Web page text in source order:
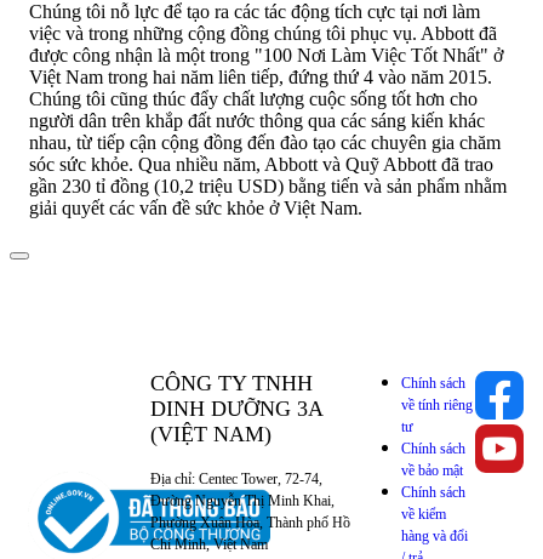
Chúng tôi nỗ lực để tạo ra các tác động tích cực tại nơi làm
việc và trong những cộng đồng chúng tôi phục vụ. Abbott đã
được công nhận là một trong "100 Nơi Làm Việc Tốt Nhất" ở
Việt Nam trong hai năm liên tiếp, đứng thứ 4 vào năm 2015.
Chúng tôi cũng thúc đẩy chất lượng cuộc sống tốt hơn cho
người dân trên khắp đất nước thông qua các sáng kiến khác
nhau, từ tiếp cận cộng đồng đến đào tạo các chuyên gia chăm
sóc sức khỏe. Qua nhiều năm, Abbott và Quỹ Abbott đã trao
gần 230 tỉ đồng (10,2 triệu USD) bằng tiến và sản phẩm nhằm
giải quyết các vấn đề sức khỏe ở Việt Nam.
CÔNG TY TNHH
DINH DƯỠNG 3A
(VIỆT NAM)
Địa chỉ: Centec Tower, 72-74,
Đường Nguyễn Thị Minh Khai,
Phường Xuân Hòa, Thành phố Hồ
Chí Minh, Việt Nam
Chính sách
về tính riêng
tư
Chính sách
về bảo mật
Chính sách
về kiểm
hàng và đổi